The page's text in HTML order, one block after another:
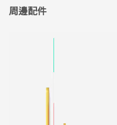
周邊配件